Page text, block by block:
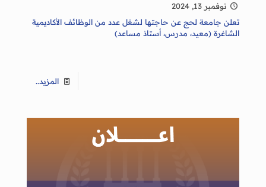
نوفمبر 13, 2024
تعلن جامعة لحج عن حاجتها لشغل عدد من الوظائف الأكاديمية
الشاغرة (معيد، مدرس، أستاذ مساعد)
المزيد..